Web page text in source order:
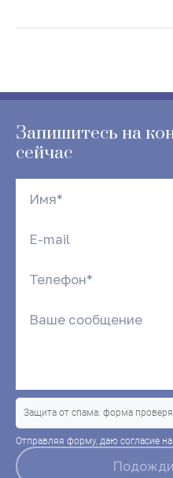
Запишитесь на
сейчас
Защита от спама: форма
Отправляя форму, даю согласие на